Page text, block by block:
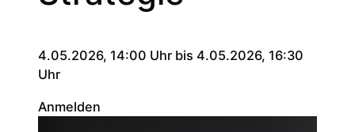
4.05.2026, 14:00 Uhr bis 4.05.2026, 16:30
Uhr
Anmelden